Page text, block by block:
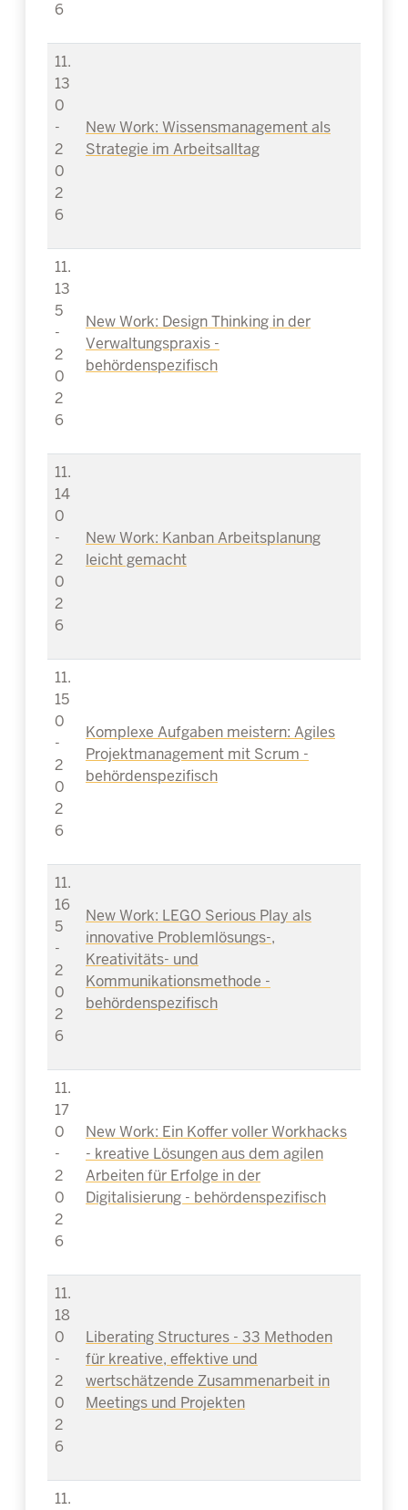
6
11.
13
0
-
2
0
2
6
New Work: Wissensmanagement als
Strategie im Arbeitsalltag
11.
13
5
-
2
0
2
6
New Work: Design Thinking in der
Verwaltungspraxis -
behördenspezifisch
11.
14
0
-
2
0
2
6
New Work: Kanban Arbeitsplanung
leicht gemacht
11.
15
0
-
2
0
2
6
Komplexe Aufgaben meistern: Agiles
Projektmanagement mit Scrum -
behördenspezifisch
11.
16
5
-
2
0
2
6
New Work: LEGO Serious Play als
innovative Problemlösungs-,
Kreativitäts- und
Kommunikationsmethode -
behördenspezifisch
11.
17
0
-
2
0
2
6
New Work: Ein Koffer voller Workhacks
- kreative Lösungen aus dem agilen
Arbeiten für Erfolge in der
Digitalisierung - behördenspezifisch
11.
18
0
-
2
0
2
6
Liberating Structures - 33 Methoden
für kreative, effektive und
wertschätzende Zusammenarbeit in
Meetings und Projekten
11.